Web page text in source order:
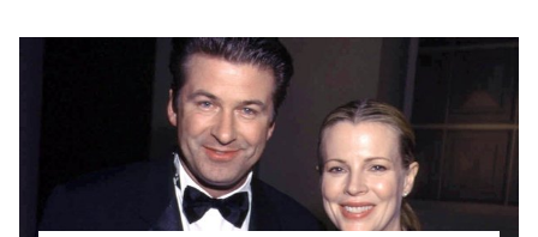
največje domače televizijske uspešnice. O nastajanju
zgodbe, ustvarjanju likov in scenarističnih izzivih smo
se pogovarjali s scenaristko serije Andrejo Virk Žerdin.